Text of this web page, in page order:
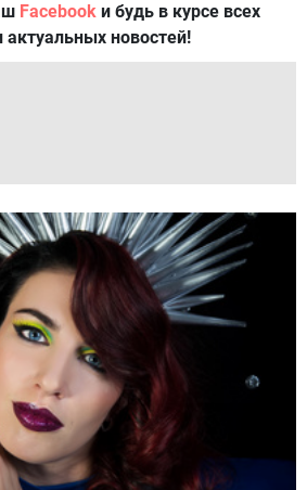
Facebook и будь в курсе всех
новостей!